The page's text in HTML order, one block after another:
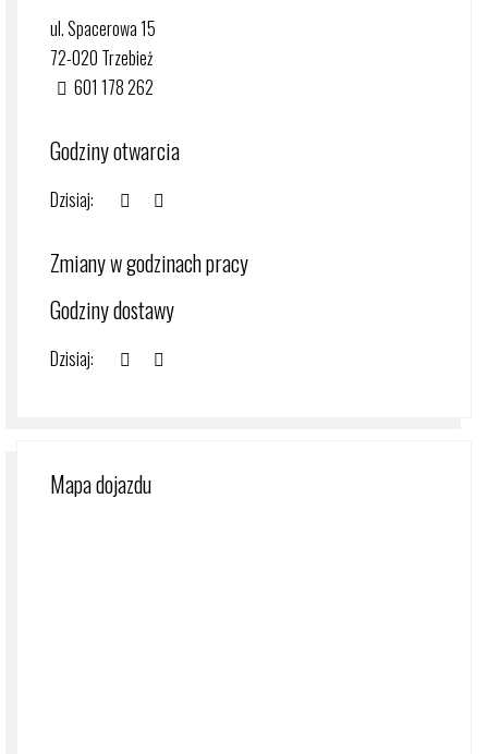
ul. Spacerowa 15
72-020 Trzebież
601 178 262
Godziny otwarcia
Dzisiaj:
Zmiany w godzinach pracy
Godziny dostawy
Dzisiaj:
Mapa dojazdu